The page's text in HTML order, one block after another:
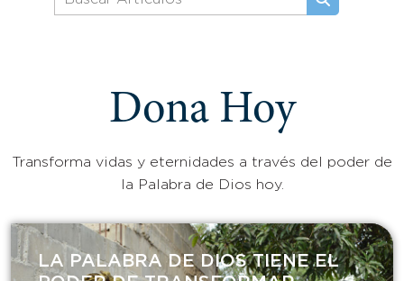
Dona Hoy
Transforma vidas y eternidades a través del poder de
la Palabra de Dios hoy.
LA PALABRA DE DIOS TIENE EL